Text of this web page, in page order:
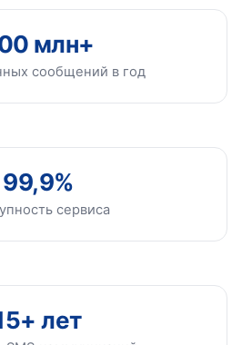
млн+
сообщений в год
99,9%
сервиса
лет